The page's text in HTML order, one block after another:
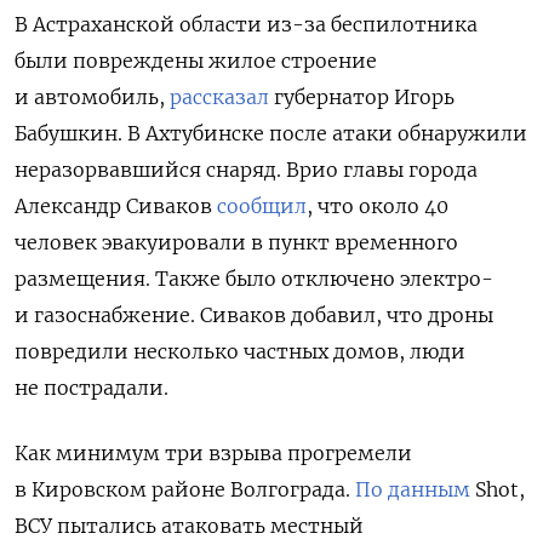
В Астраханской области из-за беспилотника
были повреждены жилое строение
и автомобиль, рассказал губернатор Игорь
Бабушкин. В Ахтубинске после атаки обнаружили
неразорвавшийся снаряд. Врио главы города
Александр Сиваков сообщил, что около 40
человек эвакуировали в пункт временного
размещения. Также было отключено электро-
и газоснабжение. Сиваков добавил, что дроны
повредили несколько частных домов, люди
не пострадали.
Как минимум три взрыва прогремели
в Кировском районе Волгограда. По данным Shot,
ВСУ пытались атаковать местный